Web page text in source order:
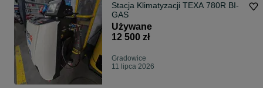
Stacja Klimatyzacji TEXA 780R BI-
GAS
Używane
12 500 zł
Gradowice
11 lipca 2026